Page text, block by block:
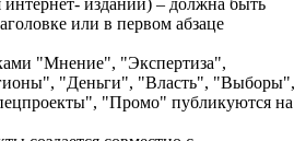
интернет- изданий) – должна быть
или в первом абзаце
"Мнение", "Экспертиза",
"Деньги", "Власть", "Выборы",
"Промо" публикуются на